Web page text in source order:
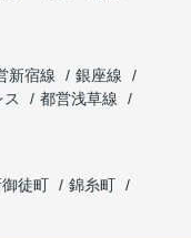
新宿線
銀座線
都営浅草線
御徒町
錦糸町